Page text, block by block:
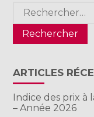
Rechercher :
ARTICLES
Indice des prix à
– Année 2026